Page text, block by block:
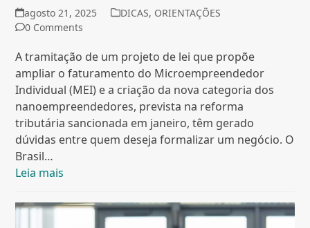
agosto 21, 2025 DICAS, ORIENTAÇÕES
0 Comments
A tramitação de um projeto de lei que propõe
ampliar o faturamento do Microempreendedor
Individual (MEI) e a criação da nova categoria dos
nanoempreendedores, prevista na reforma
tributária sancionada em janeiro, têm gerado
dúvidas entre quem deseja formalizar um negócio. O
Brasil…
Leia mais